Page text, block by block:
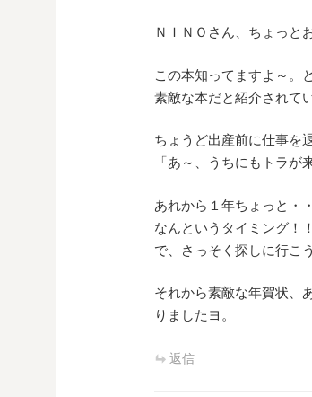
ＮＩＮＯさん、ちょっと
この本知ってますよ～。
素敵な本だと紹介されて
ちょうど出産前に仕事を
「あ～、うちにもトラが
あれから１年ちょっと・
なんというタイミング！
で、さっそく探しに行こ
それから素敵な年賀状、
りましたヨ。
返信